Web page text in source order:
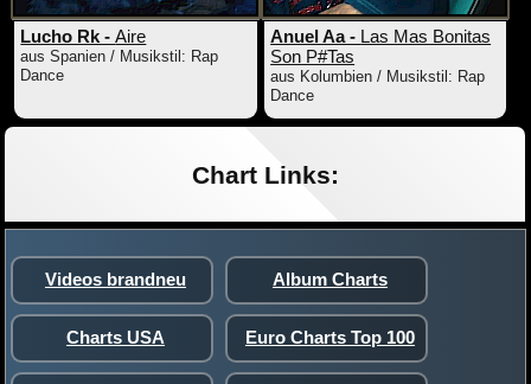
Lucho Rk -Aire
aus Spanien / Musikstil: Rap
Dance
Anuel Aa - Las Mas Bonitas
Son P#Tas
aus Kolumbien / Musikstil: Rap
Dance
Chart Links:
Videos brandneu Album Charts
Charts USA Euro Charts Top 100